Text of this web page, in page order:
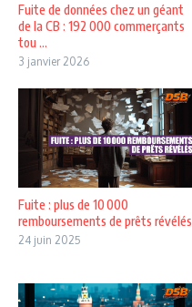
Fuite de données chez un géant
de la CB : 192 000 commerçants
tou ...
3 janvier 2026
Fuite : plus de 10 000
remboursements de prêts révélés
24 juin 2025